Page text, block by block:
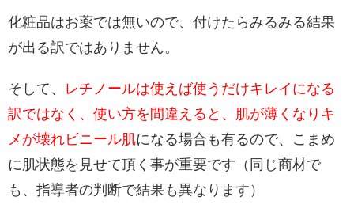
化粧品はお薬では無いので、付けたらみるみる結果
が出る訳ではありません。
そして、 レチノールは使えば使うだけキレイになる
訳ではなく、使い方を間違えると、肌が薄くなりキ
メが壊れビニール肌になる場合も有るので、こまめ
に肌状態を見せて頂く事が重要です（同じ商材で
も、指導者の判断で結果も異なります）